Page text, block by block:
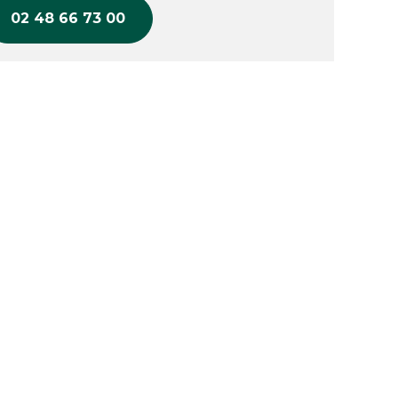
02 48 66 73 00